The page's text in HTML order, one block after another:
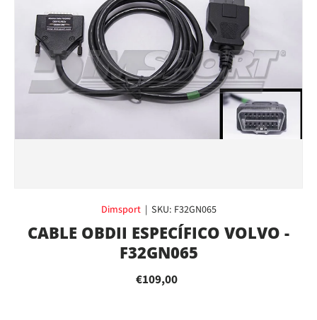
Dimsport| SKU: F32GN065
CABLE OBDII ESPECÍFICO VOLVO -
F32GN065
€109,00